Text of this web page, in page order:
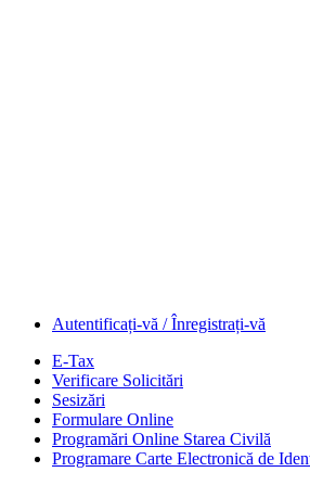
Autentificați-vă / Înregistrați-vă
E-Tax
Verificare Solicitări
Sesizări
Formulare Online
Programări Online Starea Civilă
Programare Carte Electronică de